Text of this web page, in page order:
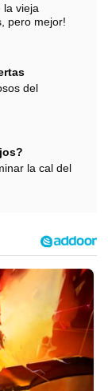
la vieja
pero mejor!
del
la cal del